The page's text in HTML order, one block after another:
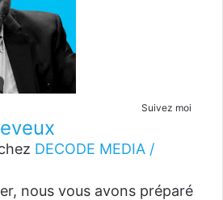
Suivez moi
DECODE MEDIA /
nous vous avons préparé